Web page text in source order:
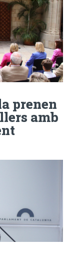
prenen
amb